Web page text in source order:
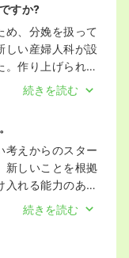
すか?
め、分娩を扱って
しい産婦人科が設
。作り上げられて
に考えながらオ
勉強が必要にな
続きを読む
考えからのスター
新しいことを根拠
入れる能力のある
とではなく、常
続きを読む